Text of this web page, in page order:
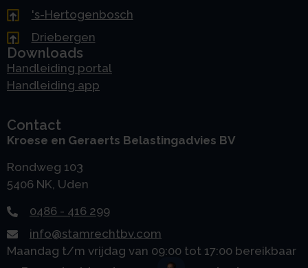
's-Hertogenbosch
Driebergen
Downloads
Handleiding portal
Handleiding app
Contact
Kroese en Geraerts Belastingadvies BV
Rondweg 103
5406 NK, Uden
0486 - 416 299
info@stamrechtbv.com
Maandag t/m vrijdag van 09:00 tot 17:00 bereikbaar